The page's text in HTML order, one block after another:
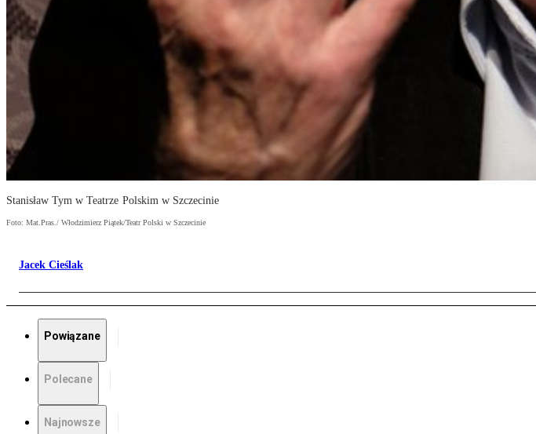
Stanisław Tym w Teatrze Polskim w Szczecinie
Foto: Mat.Pras./ Włodzimierz Piątek/Teatr Polski w Szczecinie
Jacek Cieślak
Powiązane
Polecane
Najnowsze